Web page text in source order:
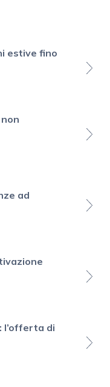
estive fino
ad
l’offerta di